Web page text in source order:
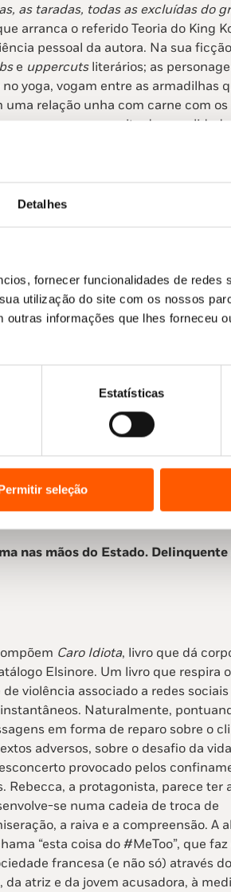
Detalhes
fornecer funcionalidades de redes
utilização do site com os nossos
informações que lhes forneceu
Estatísticas
seleção
as taradas, todas as excluídas do
arranca o referido Teoria do King
pessoal da autora. Na sua
e uppercutsliterários; as
yoga, vogam entre as armadilhas
relação unha com carne com os
com o conceito de
escritora, cineasta, em
consumos e marginalidades.
e da sua normalidade,
a experiência humana
problemática – foi internada
violação aos 17 anos -, Virginie
cidades e pelas margens de uma
doméstica, vendedora de
la: nomeada para a Academia
dedicar-se mais à escrita. Mas
valor autoral; para trás, ficava a
escreveu com o mesmo nome,
durante os anos 90.
nas mãos do Estado. Delinquente
Caro Idiota, livro que dá
Elsinore. Um livro que respira
violência associado a redes sociais
Naturalmente,
em forma de reparo sobre o
adversos, sobre o desafio da
provocado pelos
Rebecca, a protagonista, parece ter
se numa cadeia de troca de
a raiva e a compreensão. A
“esta coisa do #MeToo”, que
francesa (e não só) através
atriz e da jovem acusadora, à